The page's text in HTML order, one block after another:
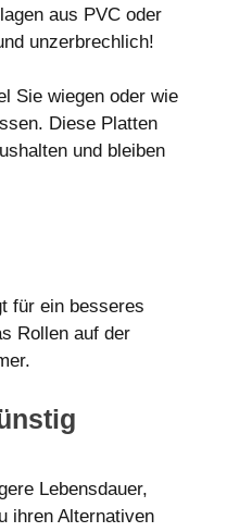
aus PVC oder
unzerbrechlich!
Sie wiegen oder wie
Diese Platten
und bleiben
für ein besseres
Rollen auf der
Lebensdauer,
ihren Alternativen